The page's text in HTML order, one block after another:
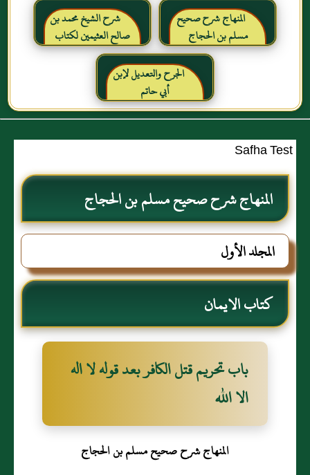
المنهاج شرح صحيح
مسلم بن الحجاج
شرح الشيخ محمد بن
صالح العثيمين لكتاب
رياض الصالحين للإمام
النووي رحمهم الله تعالىالجرح والتعديل لإبن
أبي حاتم
Safha Test
المنهاج شرح صحيح مسلم بن الحجاج
المجلد الأول
كتاب الايمان
باب تحريم قتل الكافر بعد قوله لا اله
الا الله
المنهاج شرح صحيح مسلم بن الحجاج